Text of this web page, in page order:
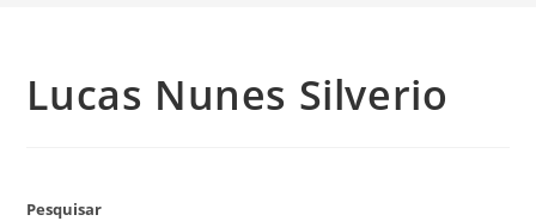
Lucas Nunes Silverio
Pesquisar